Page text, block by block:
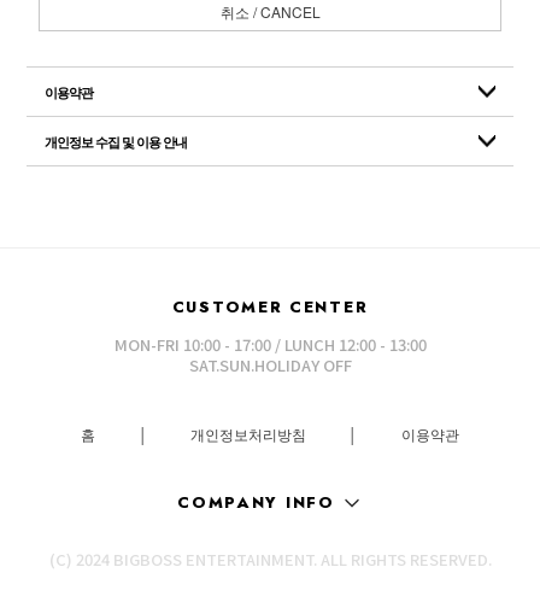
취소 / CANCEL
이용약관
개인정보 수집 및 이용 안내
CUSTOMER CENTER
MON-FRI 10:00 - 17:00 / LUNCH 12:00 - 13:00
SAT.SUN.HOLIDAY OFF
홈 │ 개인정보처리방침 │ 이용약관
COMPANY INFO
(C) 2024 BIGBOSS ENTERTAINMENT. ALL RIGHTS RESERVED.